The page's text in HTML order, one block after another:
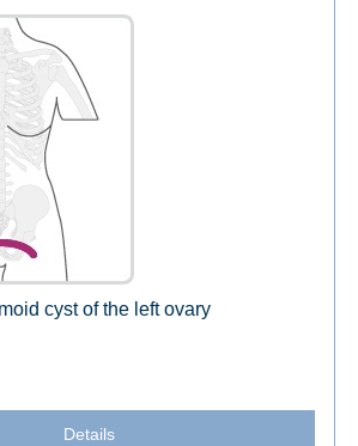
cyst of the left ovary
Details